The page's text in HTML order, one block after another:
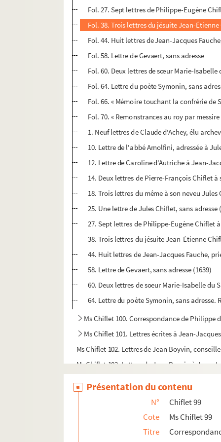
Fol. 27. Sept lettres de Philippe-Eugène
Fol. 38. Trois lettres du jésuite Jean-
Fol. 44. Huit lettres de Jean-Jacques
Fol. 58. Lettre de Gevaert, sans adresse
Fol. 60. Deux lettres de sœur Marie-
Fol. 64. Lettre du poète Symonin, sans
Fol. 66. « Mémoire touchant la confrérie de
Fol. 70. « Remonstrances au roy par
1. Neuf lettres de Claude d'Achey, élu
10. Lettre de l'abbé Arnolfini, adressée à
12. Lettre de Caroline d'Autriche à Jean-
14. Deux lettres de Pierre-François Chiflet
18. Trois lettres du même à son neveu
25. Une lettre de Jules Chiflet, sans adresse
27. Sept lettres de Philippe-Eugène Chiflet
38. Trois lettres du jésuite Jean-Étienne
44. Huit lettres de Jean-Jacques Fauche,
58. Lettre de Gevaert, sans adresse (1639)
60. Deux lettres de soeur Marie-Isabelle
64. Lettre du poète Symonin, sans adresse.
Ms Chiflet 100. Correspondance de
Ms Chiflet 101. Lettres écrites à Jean-
Ms Chiflet 102. Lettres de Jean Boyvin,
Ms Chiflet 103. Lettres de Jean Boyvin à Jean-
Ms Chiflet 105. Lettres de Jean Boyvin à Jean-
Présentation du contenu
N°
Chiflet 99
Cote
Ms Chiflet 99
Titre